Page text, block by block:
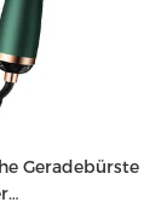
Geradebürste